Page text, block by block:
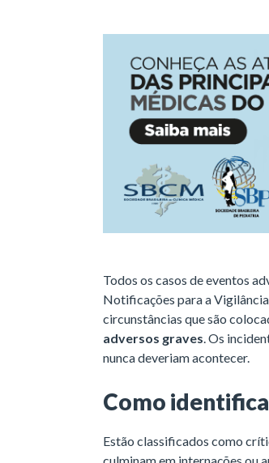
Todos os casos de eventos
Notificações para a
circunstâncias que são
adversos graves. Os
nunca deveriam acontecer.
Como
Estão classificados como